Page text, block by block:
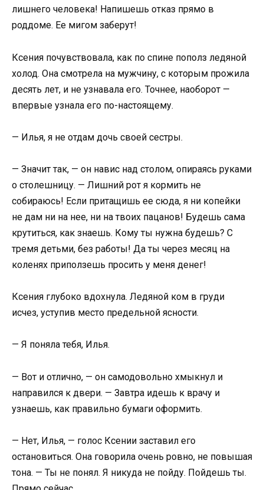
лишнего человека! Напишешь отказ прямо в
роддоме. Ее мигом заберут!
Ксения почувствовала, как по спине пополз ледяной
холод. Она смотрела на мужчину, с которым прожила
десять лет, и не узнавала его. Точнее, наоборот —
впервые узнала его по-настоящему.
— Илья, я не отдам дочь своей сестры.
— Значит так, — он навис над столом, опираясь руками
о столешницу. — Лишний рот я кормить не
собираюсь! Если притащишь ее сюда, я ни копейки
не дам ни на нее, ни на твоих пацанов! Будешь сама
крутиться, как знаешь. Кому ты нужна будешь? С
тремя детьми, без работы! Да ты через месяц на
коленях приползешь просить у меня денег!
Ксения глубоко вдохнула. Ледяной ком в груди
исчез, уступив место предельной ясности.
— Я поняла тебя, Илья.
— Вот и отлично, — он самодовольно хмыкнул и
направился к двери. — Завтра идешь к врачу и
узнаешь, как правильно бумаги оформить.
— Нет, Илья, — голос Ксении заставил его
остановиться. Она говорила очень ровно, не повышая
тона. — Ты не понял. Я никуда не пойду. Пойдешь ты.